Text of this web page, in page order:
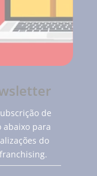
de
abaixo para
do